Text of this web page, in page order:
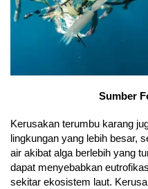
Sumber
Kerusakan terumbu karang
lingkungan yang lebih besar,
air akibat alga berlebih yang
dapat menyebabkan
sekitar ekosistem laut.